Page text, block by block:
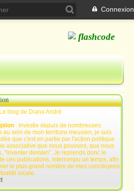
Connexion
blog de Diana André
: Investie depuis de nombreuses
au sein de mon territoire meusien, je suis
que c'est en partie par l'action politique
associative que nous pouvons, que nous
"inventer demain". Je reprends donc le
ces publications, interrompu un temps, afin
le plus grand nombre de mes concitoyens
locale.